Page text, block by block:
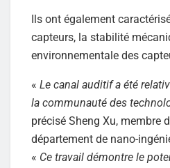
Ils ont également
capteurs, la stabilité
environnementale des
« Le canal auditif a été
la communauté des
précisé Sheng Xu, membre
département de nano-
« Ce travail démontre le